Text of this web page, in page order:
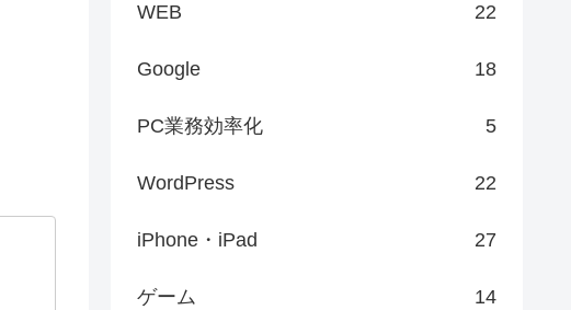
WEB 22
Google 18
PC業務効率化 5
WordPress 22
iPhone・iPad 27
ゲーム 14